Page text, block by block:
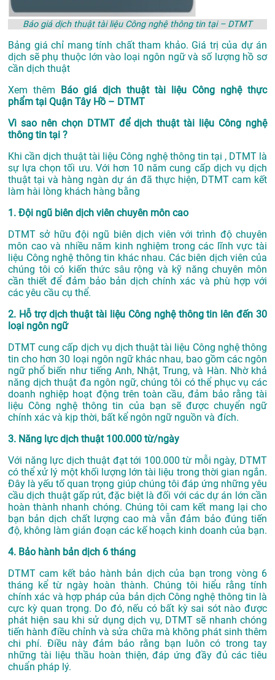
Báo giá dịch thuật tài liệu Công nghệ thông tin tại – DTMT
Bảng giá chỉ mang tính chất tham khảo. Giá trị của dự án
dịch sẽ phụ thuộc lớn vào loại ngôn ngữ và số lượng hồ sơ
cần dịch thuật
Xem thêm
Báo giá dịch thuật tài liệu Công nghệ thực
phẩm tại Quận Tây Hồ – DTMT
Vì sao nên chọn DTMT để dịch thuật tài liệu Công nghệ
thông tin tại ?
Khi cần dịch thuật tài liệu Công nghệ thông tin tại , DTMT là
sự lựa chọn tối ưu. Với hơn 10 năm cung cấp dịch vụ dịch
thuật tại và hàng ngàn dự án đã thực hiện, DTMT cam kết
làm hài lòng khách hàng bằng
1. Đội ngũ biên dịch viên chuyên môn cao
DTMT sở hữu đội ngũ biên dịch viên với trình độ chuyên
môn cao và nhiều năm kinh nghiệm trong các lĩnh vực tài
liệu Công nghệ thông tin khác nhau. Các biên dịch viên của
chúng tôi có kiến thức sâu rộng và kỹ năng chuyên môn
cần thiết để đảm bảo bản dịch chính xác và phù hợp với
các yêu cầu cụ thể.
2. Hỗ trợ dịch thuật tài liệu Công nghệ thông tin lên đến 30
loại ngôn ngữ
DTMT cung cấp dịch vụ dịch thuật tài liệu Công nghệ thông
tin cho hơn 30 loại ngôn ngữ khác nhau, bao gồm các ngôn
ngữ phổ biến như tiếng Anh, Nhật, Trung, và Hàn. Nhờ khả
năng dịch thuật đa ngôn ngữ, chúng tôi có thể phục vụ các
doanh nghiệp hoạt động trên toàn cầu, đảm bảo rằng tài
liệu Công nghệ thông tin của bạn sẽ được chuyển ngữ
chính xác và kịp thời, bất kể ngôn ngữ nguồn và đích.
3. Năng lực dịch thuật 100.000 từ/ngày
Với năng lực dịch thuật đạt tới 100.000 từ mỗi ngày, DTMT
có thể xử lý một khối lượng lớn tài liệu trong thời gian ngắn.
Đây là yếu tố quan trọng giúp chúng tôi đáp ứng những yêu
cầu dịch thuật gấp rút, đặc biệt là đối với các dự án lớn cần
hoàn thành nhanh chóng. Chúng tôi cam kết mang lại cho
bạn bản dịch chất lượng cao mà vẫn đảm bảo đúng tiến
độ, không làm gián đoạn các kế hoạch kinh doanh của bạn.
4. Bảo hành bản dịch 6 tháng
DTMT cam kết bảo hành bản dịch của bạn trong vòng 6
tháng kể từ ngày hoàn thành. Chúng tôi hiểu rằng tính
chính xác và hợp pháp của bản dịch Công nghệ thông tin là
cực kỳ quan trọng. Do đó, nếu có bất kỳ sai sót nào được
phát hiện sau khi sử dụng dịch vụ, DTMT sẽ nhanh chóng
tiến hành điều chỉnh và sửa chữa mà không phát sinh thêm
chi phí. Điều này đảm bảo rằng bạn luôn có trong tay
những tài liệu thầu hoàn thiện, đáp ứng đầy đủ các tiêu
chuẩn pháp lý.